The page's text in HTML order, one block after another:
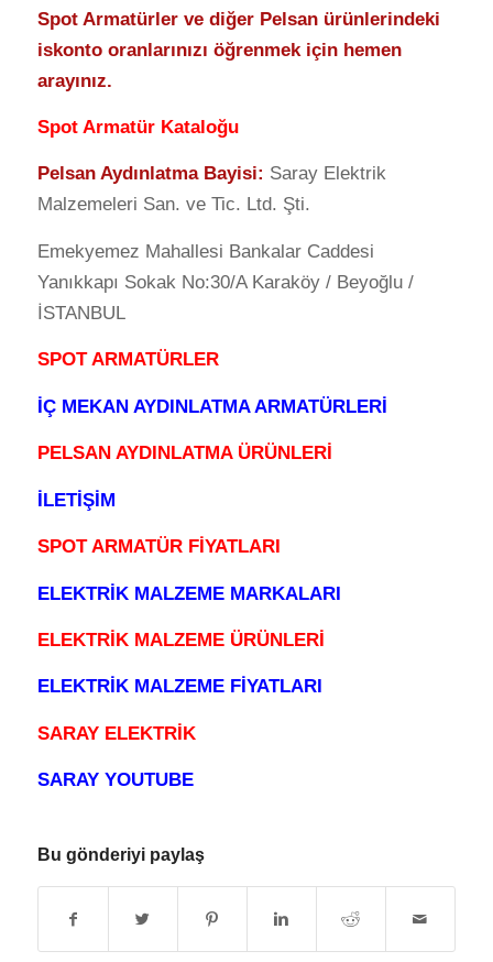
Spot Armatürler ve diğer Pelsan ürünlerindeki
iskonto oranlarınızı öğrenmek için hemen
arayınız.
Spot Armatür Kataloğu
Pelsan Aydınlatma Bayisi: Saray Elektrik
Malzemeleri San. ve Tic. Ltd. Şti.
Emekyemez Mahallesi Bankalar Caddesi
Yanıkkapı Sokak No:30/A Karaköy / Beyoğlu /
İSTANBUL
SPOT ARMATÜRLER
İÇ MEKAN AYDINLATMA ARMATÜRLERİ
PELSAN AYDINLATMA ÜRÜNLERİ
İLETİŞİM
SPOT ARMATÜR FİYATLARI
ELEKTRİK MALZEME MARKALARI
ELEKTRİK MALZEME ÜRÜNLERİ
ELEKTRİK MALZEME FİYATLARI
SARAY ELEKTRİK
SARAY YOUTUBE
Bu gönderiyi paylaş